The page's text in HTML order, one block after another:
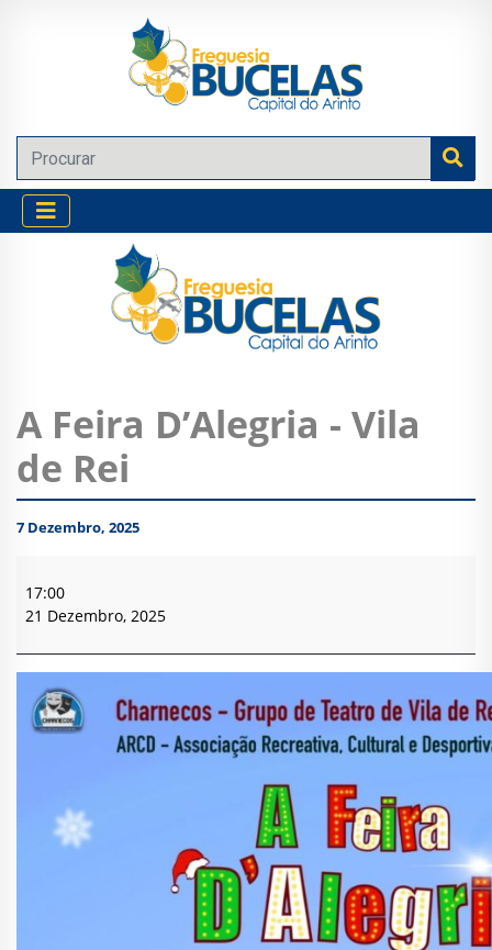
A Feira D’Alegria - Vila
de Rei
7 Dezembro, 2025
Feira
D’Alegria
Vila
Rei
17:00
21 Dezembro, 2025